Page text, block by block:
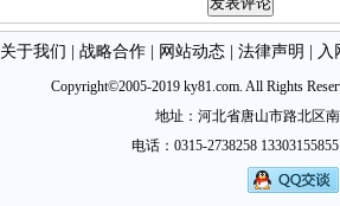
关于我们 战略合作| 网站动态| 法律声明 入
Copyright©2005-2019 ky81.com. All Rights
地址：河北省唐山市路北区
电话：0315-2738258